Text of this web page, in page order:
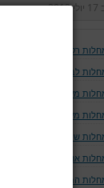
17 יולי 2013 נכתב
רקע והרדמה בילדים
לב וכלי דם
מערכת הנשימה
מערכת העצבים
שריר
אנדוקריניות
המאטולוגיות